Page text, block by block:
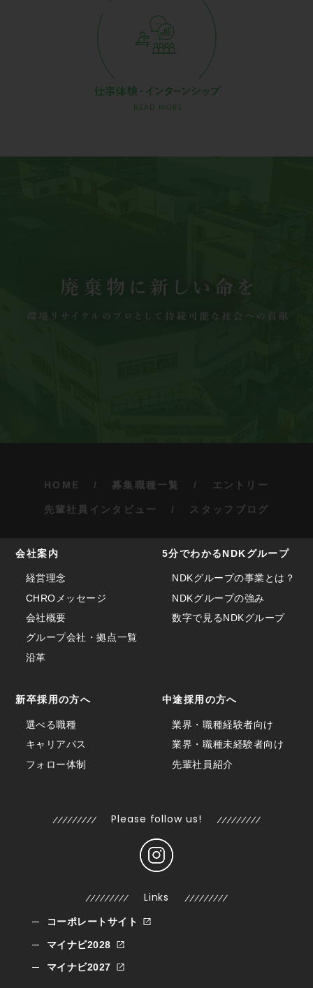
HOME 募集職種一覧 エントリー
先輩社員インタビュー スタッフブログ
会社案内
経営理念
CHROメッセージ
会社概要
グループ会社・拠点一覧
沿革
5分でわかるNDKグループ
NDKグループの事業とは？
NDKグループの強み
数字で見るNDKグループ
新卒採用の方へ
選べる職種
キャリアパス
フォロー体制
中途採用の方へ
業界・職種経験者向け
業界・職種未経験者向け
先輩社員紹介
Links
コーポレートサイト
マイナビ2028
マイナビ2027
Please follow us!